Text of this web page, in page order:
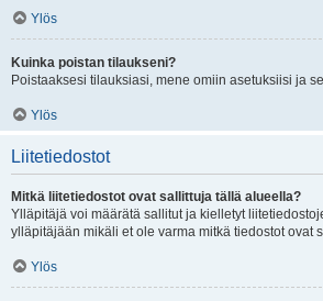
Ylös
Kuinka poistan tilaukseni?
Poistaaksesi tilauksiasi, mene omiin asetuksiisi ja
Ylös
Liitetiedostot
Mitkä liitetiedostot ovat sallittuja tällä alueella?
Ylläpitäjä voi määrätä sallitut ja kielletyt
ylläpitäjään mikäli et ole varma mitkä tiedostot ovat
Ylös